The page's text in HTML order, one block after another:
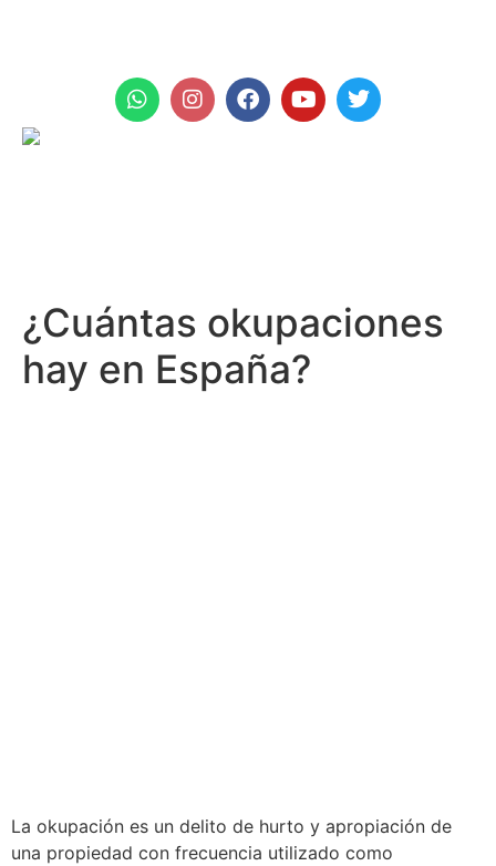
¿Cuántas okupaciones
hay en España?
La okupación es un delito de hurto y apropiación de
una propiedad con frecuencia utilizado como